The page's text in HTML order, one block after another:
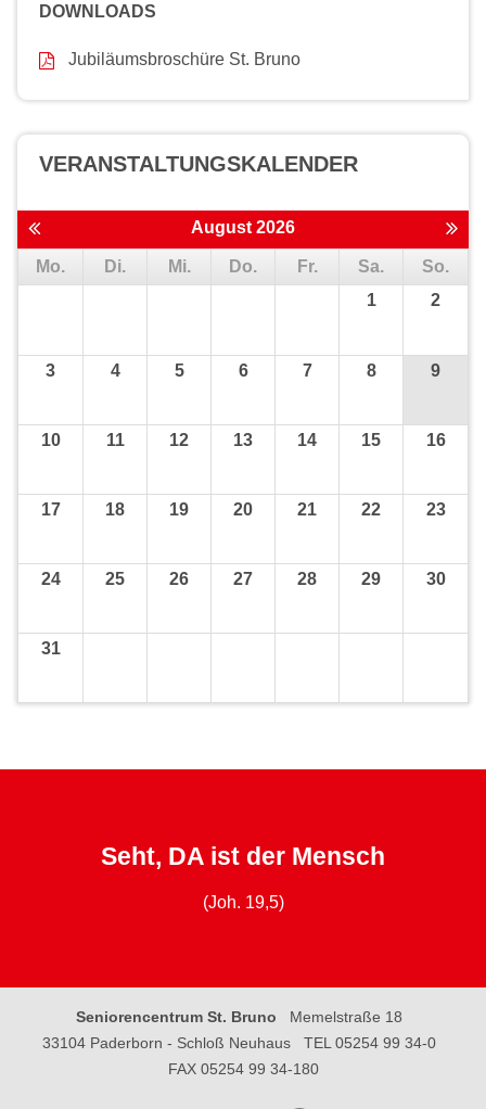
DOWNLOADS
Jubiläumsbroschüre St. Bruno
VERANSTALTUNGS­KALENDER
August 2026
Mo. Di. Mi. Do. Fr. Sa.
So.
1
2
3 4 5 6 7 8 9
10 11 12 13 14 15 16
17 18 19 20 21 22 23
24 25 26 27 28 29 30
31
Seht, DA ist der Mensch
(Joh. 19,5)
Seniorencentrum St. Bruno
Memelstraße 18
33104 Paderborn - Schloß Neuhaus
TEL 05254 99 34-0
FAX 05254 99 34-180